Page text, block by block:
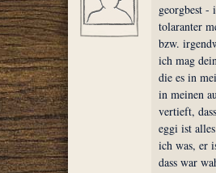
georgbest -
tolaranter
bzw.
ich mag
die es in
in meinen
vertieft,
eggi ist
ich was, er
dass war